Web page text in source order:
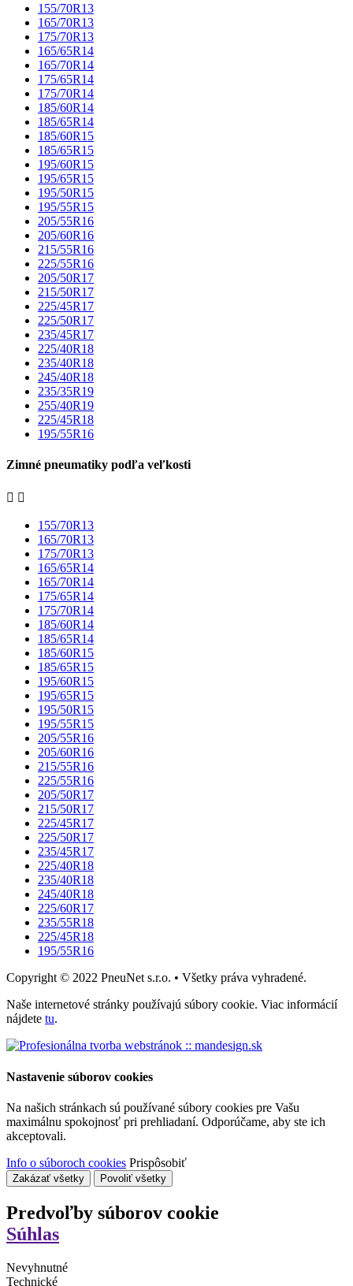
155/70R13
165/70R13
175/70R13
165/65R14
165/70R14
175/65R14
175/70R14
185/60R14
185/65R14
185/60R15
185/65R15
195/60R15
195/65R15
195/50R15
195/55R15
205/55R16
205/60R16
215/55R16
225/55R16
205/50R17
215/50R17
225/45R17
225/50R17
235/45R17
225/40R18
235/40R18
245/40R18
235/35R19
255/40R19
225/45R18
195/55R16
Zimné pneumatiky podľa veľkosti
 
155/70R13
165/70R13
175/70R13
165/65R14
165/70R14
175/65R14
175/70R14
185/60R14
185/65R14
185/60R15
185/65R15
195/60R15
195/65R15
195/50R15
195/55R15
205/55R16
205/60R16
215/55R16
225/55R16
205/50R17
215/50R17
225/45R17
225/50R17
235/45R17
225/40R18
235/40R18
245/40R18
225/60R17
235/55R18
225/45R18
195/55R16
Copyright © 2022 PneuNet s.r.o. • Všetky práva vyhradené.
Naše internetové stránky používajú súbory cookie. Viac informácií
nájdete tu.
Nastavenie súborov cookies
Na našich stránkach sú používané súbory cookies pre Vašu
maximálnu spokojnosť pri prehliadaní. Odporúčame, aby ste ich
akceptovali.
Info o súboroch cookies Prispôsobiť
Zakázať všetky Povoliť všetky
Predvoľby súborov cookie
Súhlas
Nevyhnutné
Technické